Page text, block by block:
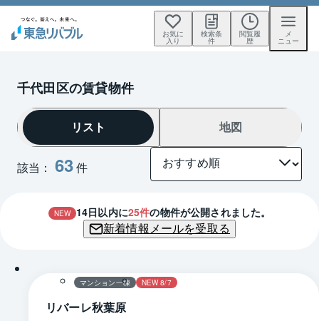
お気に
入り
検索条
件
閲覧履
歴
メ
ニュー
千代田区の賃貸物件
該当： 63件
リスト 地図
NEW 14日以内に25件の物件が公開されました。
新着情報メールを受取る
マンション一棟 NEW 8/7
リバーレ秋葉原